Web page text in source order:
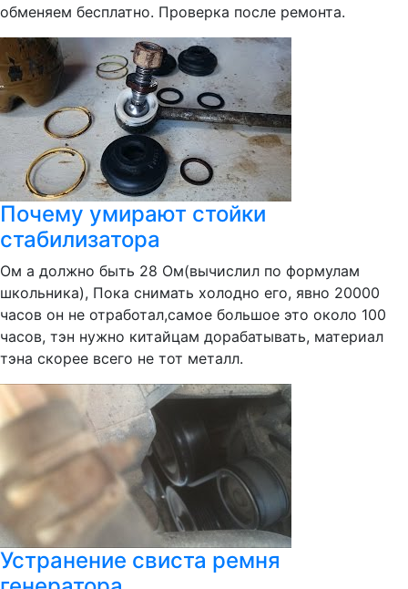
обменяем бесплатно. Проверка после ремонта.
Почему умирают стойки
стабилизатора
Ом а должно быть 28 Ом(вычислил по формулам
школьника), Пока снимать холодно его, явно 20000
часов он не отработал,самое большое это около 100
часов, тэн нужно китайцам дорабатывать, материал
тэна скорее всего не тот металл.
Устранение свиста ремня